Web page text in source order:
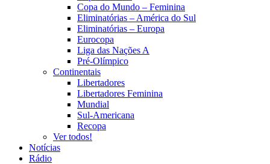
Copa do Mundo – Feminina
Eliminatórias – América do Sul
Eliminatórias – Europa
Eurocopa
Liga das Nações A
Pré-Olímpico
Continentais
Libertadores
Libertadores Feminina
Mundial
Sul-Americana
Recopa
Ver todos!
Notícias
Rádio